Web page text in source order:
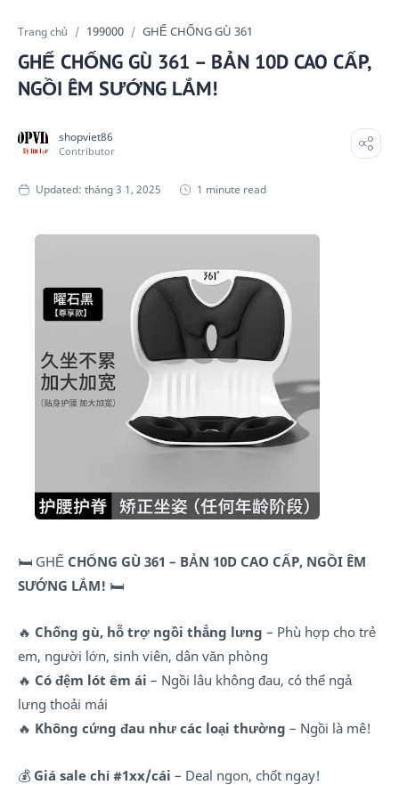
Trang chủ 199000 GHẾ CHỐNG GÙ 361
GHẾ CHỐNG GÙ 361 – BẢN 10D CAO CẤP,
NGỒI ÊM SƯỚNG LẮM!
1 minute read
🛏 GHẾ CHỐNG GÙ 361 – BẢN 10D CAO CẤP, NGỒI ÊM
SƯỚNG LẮM! 🛏
🔥 Chống gù, hỗ trợ ngồi thẳng lưng – Phù hợp cho trẻ
em, người lớn, sinh viên, dân văn phòng
🔥 Có đệm lót êm ái – Ngồi lâu không đau, có thể ngả
lưng thoải mái
🔥 Không cứng đau như các loại thường – Ngồi là mê!
💰 Giá sale chỉ #1xx/cái – Deal ngon, chốt ngay!